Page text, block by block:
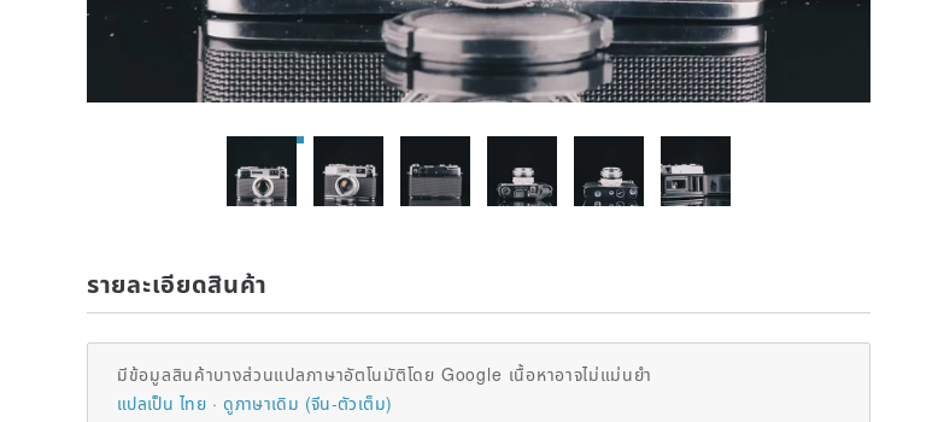
รายละเอียดสินค้า
มีข้อมูลสินค้าบางส่วนแปลภาษาอัตโนมัติโดย Google เนื้อหาอาจไม่แม่นยำ
แปลเป็น ไทย
ดูภาษาเดิม (จีน-ตัวเต็ม)